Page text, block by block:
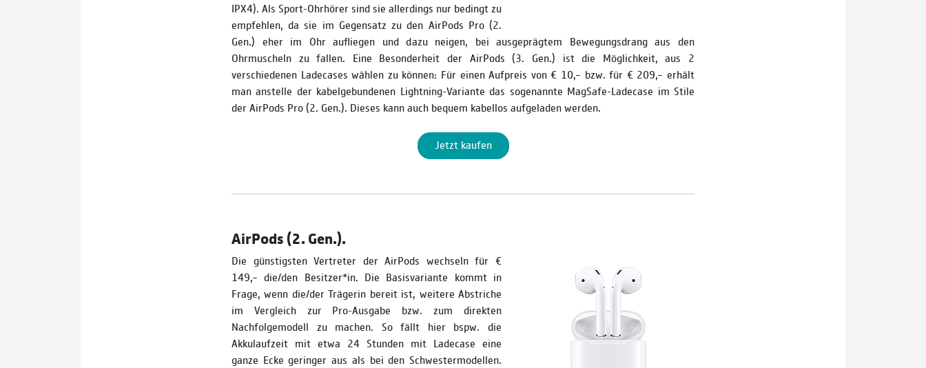
IPX4). Als Sport­-Ohrhörer sind sie allerdings nur bedingt zu
empfehlen, da sie im Gegensatz zu den AirPods Pro (2.
Gen.) eher im Ohr aufliegen und dazu neigen, bei ausgeprägtem Bewegungsdrang aus den
Ohrmuscheln zu fallen. Eine Besonderheit der AirPods (3. Gen.) ist die Möglichkeit, aus 2
verschiedenen Ladecases wählen zu können: Für einen Aufpreis von € 10,– bzw. für € 209,– erhält
man anstelle der kabelgebun­denen Lightning-Variante das sogenannte MagSafe-Ladecase im Stile
der AirPods Pro (2. Gen.). Dieses kann auch bequem kabellos aufgeladen werden.
Jetzt kaufen
AirPods (2. Gen.).
Die günstigsten Vertreter der AirPods wechseln für €
149,– die/den Besitzer*in. Die Basisvariante kommt in
Frage, wenn die/der Trägerin bereit ist, weitere Abstriche
im Vergleich zur Pro-Ausgabe bzw. zum direkten
Nachfolgemodell zu machen. So fällt hier bspw. die
Akkulaufzeit mit etwa 24 Stunden mit Ladecase eine
ganze Ecke geringer aus als bei den Schwestermodellen.